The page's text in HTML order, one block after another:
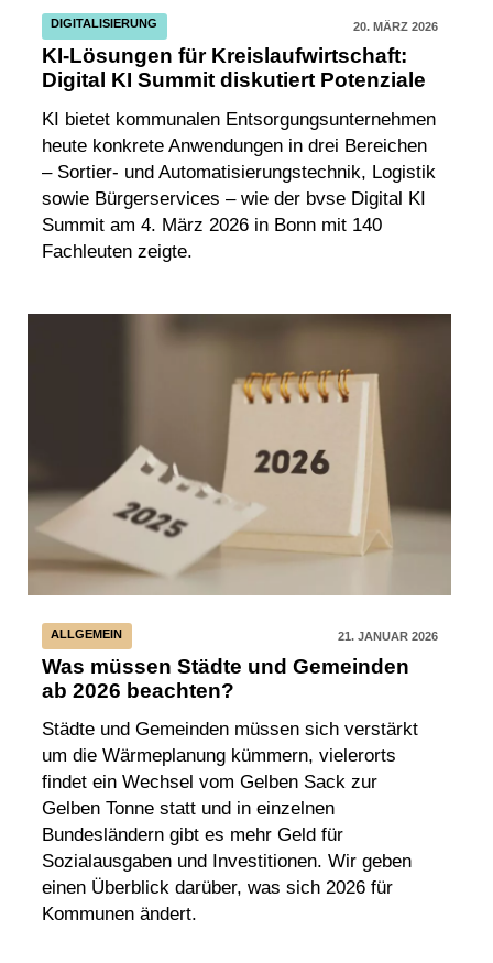
DIGITALISIERUNG 20. MÄRZ 2026
KI-Lösungen für Kreislaufwirtschaft:
Digital KI Summit diskutiert Potenziale
KI bietet kommunalen Entsorgungsunternehmen
heute konkrete Anwendungen in drei Bereichen
– Sortier- und Automatisierungstechnik, Logistik
sowie Bürgerservices – wie der bvse Digital KI
Summit am 4. März 2026 in Bonn mit 140
Fachleuten zeigte.
ALLGEMEIN 21. JANUAR 2026
Was müssen Städte und Gemeinden
ab 2026 beachten?
Städte und Gemeinden müssen sich verstärkt
um die Wärmeplanung kümmern, vielerorts
findet ein Wechsel vom Gelben Sack zur
Gelben Tonne statt und in einzelnen
Bundesländern gibt es mehr Geld für
Sozialausgaben und Investitionen. Wir geben
einen Überblick darüber, was sich 2026 für
Kommunen ändert.